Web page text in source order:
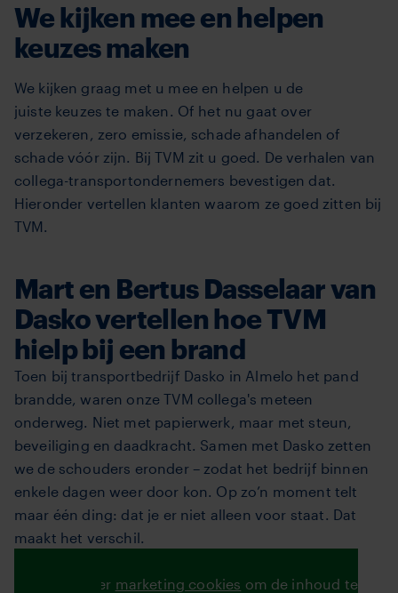
We kijken mee en helpen
keuzes maken
We kijken graag met u mee en helpen u de
juiste keuzes te maken. Of het nu gaat over
verzekeren, zero emissie, schade afhandelen of
schade vóór zijn. Bij TVM zit u goed. De verhalen van
collega-transportondernemers bevestigen dat.
Hieronder vertellen klanten waarom ze goed zitten bij
TVM.
Mart en Bertus Dasselaar van
Dasko vertellen hoe TVM
hielp bij een brand
Toen bij transportbedrijf Dasko in Almelo het pand
brandde, waren onze TVM collega's meteen
onderweg. Niet met papierwerk, maar met steun,
beveiliging en daadkracht. Samen met Dasko zetten
we de schouders eronder – zodat het bedrijf binnen
enkele dagen weer door kon. Op zo’n moment telt
maar één ding: dat je er niet alleen voor staat. Dat
maakt het verschil.
Accepteer marketing cookies om de inhoud te